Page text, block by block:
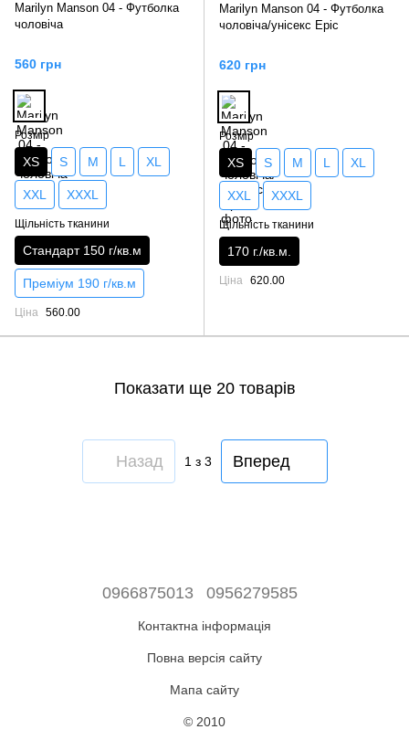
Marilyn Manson 04 - Футболка
чоловіча
560 грн
Розмір
XS S M L XL
XXL XXXL
Щільність тканини
Стандарт 150 г/кв.м
Преміум 190 г/кв.м
Ціна 560.00
Marilyn Manson 04 - Футболка
чоловіча/унісекс Epic
620 грн
Розмір
XS S M L XL
XXL XXXL
Щільність тканини
170 г./кв.м.
Ціна 620.00
Показати ще 20 товарів
Назад 1 з 3 Вперед
0966875013 0956279585
Контактна інформація
Повна версія сайту
Мапа сайту
© 2010